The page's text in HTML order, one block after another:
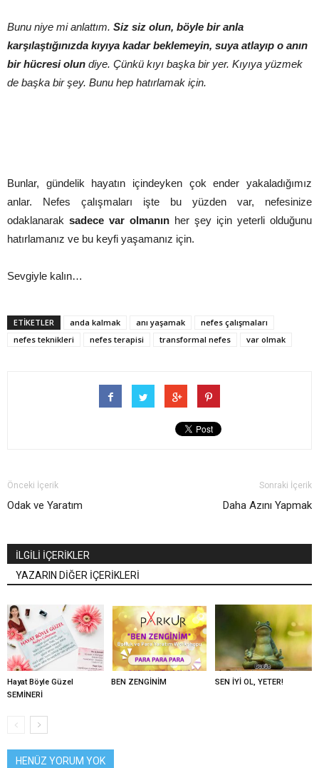
Bunu niye mi anlattım. Siz siz olun, böyle bir anla
karşılaştığınızda kıyıya kadar beklemeyin, suya atlayıp o anın
bir hücresi olun diye. Çünkü kıyı başka bir yer. Kıyıya yüzmek
de başka bir şey. Bunu hep hatırlamak için.
Bunlar, gündelik hayatın içindeyken çok ender yakaladığımız
anlar. Nefes çalışmaları işte bu yüzden var, nefesinize
odaklanarak sadece var olmanın her şey için yeterli olduğunu
hatırlamanız ve bu keyfi yaşamanız için.
Sevgiyle kalın…
ETİKETLER anda kalmak anı yaşamak
nefes çalışmaları
nefes teknikleri
nefes terapisi transformal nefes var olmak
Önceki İçerik
Odak ve Yaratım
Sonraki İçerik
Daha Azını Yapmak
İLGİLİ İÇERİKLER
YAZARIN DİĞER İÇERİKLERİ
Hayat Böyle Güzel
SEMİNERİ
BEN ZENGİNİM SEN İYİ OL, YETER!
HENÜZ YORUM YOK